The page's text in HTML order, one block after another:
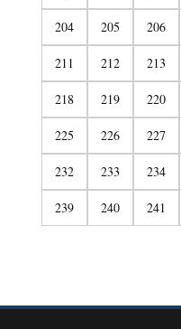
204 205 206
211 212 213
218 219 220
225 226 227
232 233 234
239 240 241